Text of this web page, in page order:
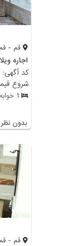
قم -
اجاره
کد آگهی: 116263
شروع قیمت:
1 خوابه
بدون نظر
قم -